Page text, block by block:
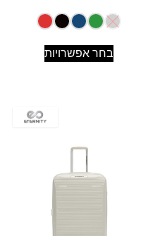
בחר אפשרויות